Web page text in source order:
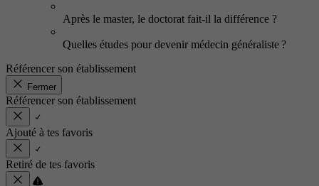
Après le master, le doctorat fait-il la différence ?
Quelles études pour devenir médecin généraliste ?
Référencer son établissement
Fermer
Référencer son établissement
Ajouté à tes favoris
Retiré de tes favoris